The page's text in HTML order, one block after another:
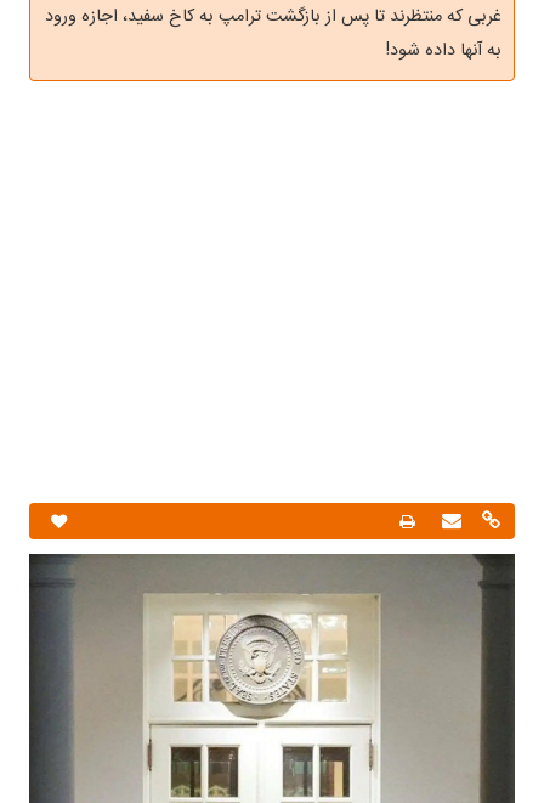
غربی که منتظرند تا پس از بازگشت ترامپ به کاخ سفید، اجازه ورود
به آنها داده شود!